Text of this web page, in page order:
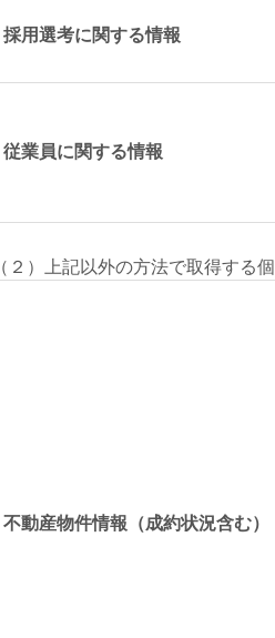
採用選考に関する情報
従業員に関する情報
（２）上記以外の方法で取得する
不動産物件情報（成約状況含む）